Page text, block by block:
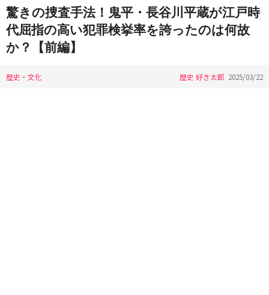
驚きの捜査手法！鬼平・長谷川平蔵が江戸時
代屈指の高い犯罪検挙率を誇ったのは何故
か？【前編】
歴史・文化 歴史 好き太郎 2025/03/22